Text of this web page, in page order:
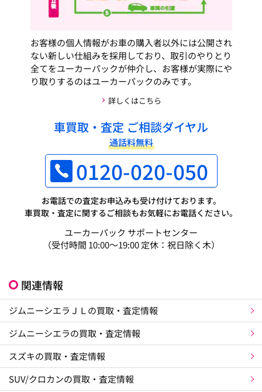
お客様の個人情報がお車の購入者以外には公開され
ない新しい仕組みを採用しており、取引のやりとり
全てをユーカーパックが仲介し、お客様が実際にや
り取りするのはユーカーパックのみです。
詳しくはこちら
車買取・査定 ご相談ダイヤル
通話料無料
0120-020-050
お電話での査定お申込みも受け付けております。
車買取・査定に関するご相談もお気軽にお電話ください。
ユーカーパック サポートセンター
（受付時間 10:00～19:00 定休：祝日除く木）
関連情報
ジムニーシエラＪＬの買取・査定情報
ジムニーシエラの買取・査定情報
スズキの買取・査定情報
SUV/クロカンの買取・査定情報